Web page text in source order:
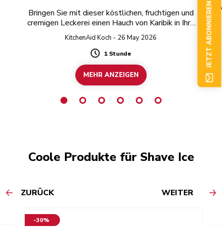
Bringen Sie mit dieser köstlichen, fruchtigen und
cremigen Leckerei einen Hauch von Karibik in Ihre
Küche.
KitchenAid Koch - 26 May 2026
Duration
1 Stunde
MEHR ANZEIGEN
Coole Produkte für Shave Ice
ZURÜCK WEITER
-30%
JETZT ABONNIEREN